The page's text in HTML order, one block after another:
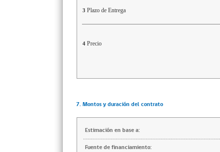
3 Plazo de Entrega
4 Precio
7. Montos y duración del contrato
Estimación en base a:
Fuente de financiamiento: